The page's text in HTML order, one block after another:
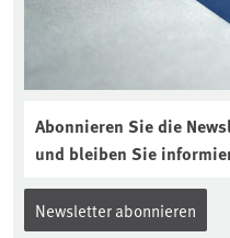
Abonnieren Sie die
und bleiben Sie
Newsletter abonnieren